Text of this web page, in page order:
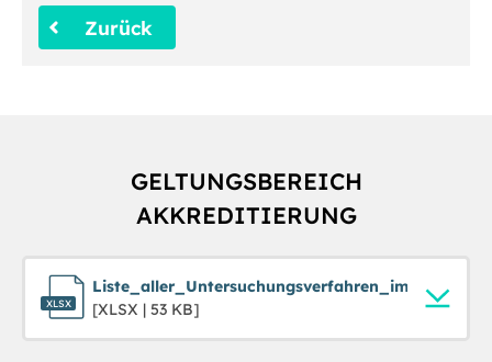
Zurück
GELTUNGSBEREICH
AKKREDITIERUNG
[XLSX | 53 KB]